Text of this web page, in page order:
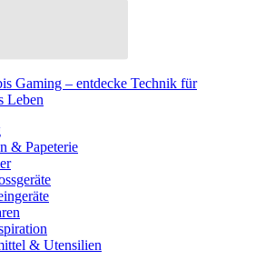
Gaming – entdecke Technik für
Leben
& Papeterie
& Utensilien